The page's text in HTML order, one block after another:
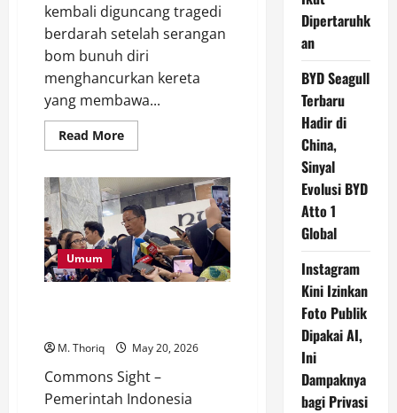
kembali diguncang tragedi
berdarah setelah serangan
bom bunuh diri
menghancurkan kereta
yang membawa...
Read MoreRead
more
Bunuh
Diri
Guncang
Kereta
Militer
Pakistan,
Puluhan
Tentara
Tewas
Umum
M. Thoriq May 20, 2026
Commons Sight –
Pemerintah Indonesia
Dipertaruhk
an
BYD Seagull
Terbaru
Hadir di
China,
Sinyal
Evolusi BYD
Atto 1
Global
Instagram
Kini Izinkan
Foto Publik
Dipakai AI,
Ini
Dampaknya
bagi Privasi